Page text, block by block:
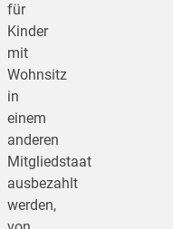
für
Kinder
mit
Wohnsitz
in
einem
anderen
Mitgliedstaat
ausbezahlt
werden,